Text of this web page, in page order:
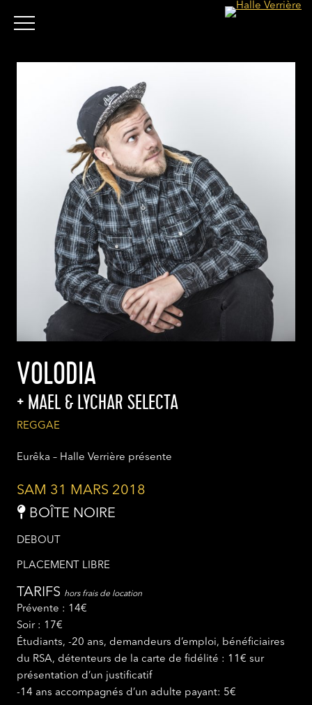
VOLODIA
MAEL & LYCHAR SELECTA
REGGAE
Eurêka – Halle Verrière présente
SAM 31 MARS 2018
BOÎTE NOIRE
DEBOUT
PLACEMENT LIBRE
TARIFS hors frais de location
Prévente : 14€
Soir : 17€
Étudiants, -20 ans, demandeurs d’emploi, bénéficiaires
du RSA, détenteurs de la carte de fidélité : 11€ sur
présentation d’un justificatif
-14 ans accompagnés d’un adulte payant: 5€